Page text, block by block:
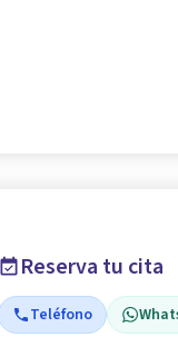
Reserva tu cita
Teléfono